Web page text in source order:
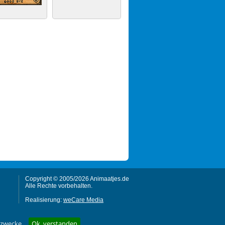
Copyright © 2005/2026 Animaatjes.de
Alle Rechte vorbehalten.
Realisierung: weCare Media